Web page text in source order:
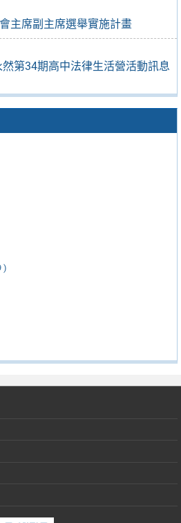
主席副主席選舉實施計畫
然第34期高中法律生活營活動訊息
)